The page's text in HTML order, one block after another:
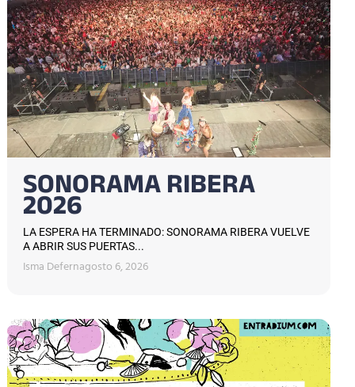
SONORAMA RIBERA
2026
LA ESPERA HA TERMINADO: SONORAMA RIBERA VUELVE
A ABRIR SUS PUERTAS...
Isma Defernagosto 6, 2026